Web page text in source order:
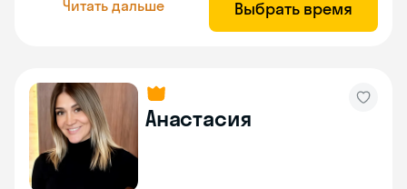
Читать дальше Выбрать время
Анастасия